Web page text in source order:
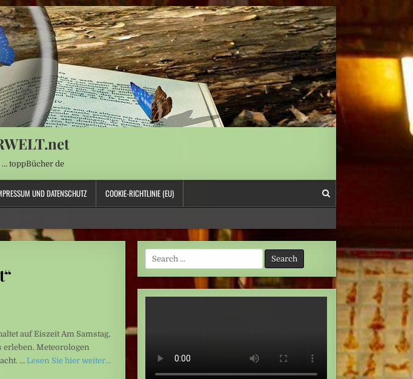
toppBücher de
UND DATENSCHUTZ COOKIE-RICHTLINIE (EU)
auf Eiszeit Am Samstag,
erleben. Meteorologen
… Lesen Sie hier weiter…
Search
for: